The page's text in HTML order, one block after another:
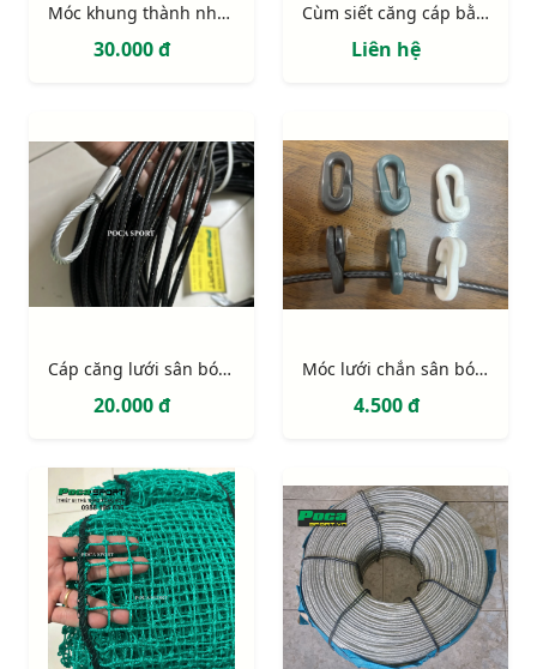
Móc khung thành nhựa PVC 2 điểm định vị (móc lưới khung thành)
30.000 đ
Cùm siết căng cáp bằng thép
Liên hệ
Cáp căng lưới sân bóng, nhúng kẽm nhập khẩu
20.000 đ
Móc lưới chắn sân bóng
4.500 đ